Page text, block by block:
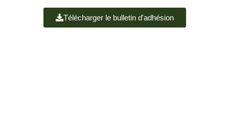
Télécharger le bulletin d'adhésion